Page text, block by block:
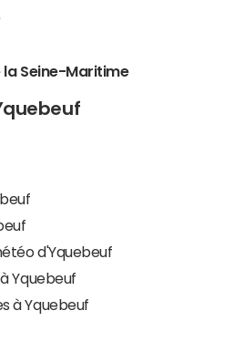
la Seine-Maritime
d'Yquebeuf
Yquebeuf
à Yquebeuf